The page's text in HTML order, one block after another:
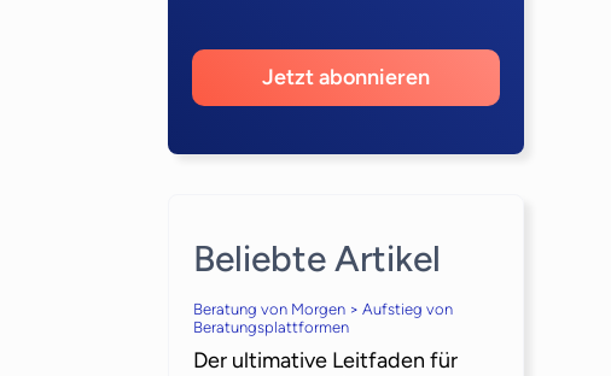
Jetzt abonnieren
Beliebte Artikel
Beratung von Morgen > Aufstieg von
Beratungsplattformen
Der ultimative Leitfaden für